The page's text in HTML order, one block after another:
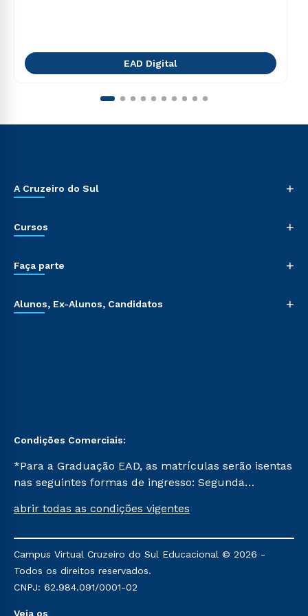
EAD Digital
A Cruzeiro do Sul +
Cursos +
Faça parte +
Alunos, Ex-Alunos, Candidatos +
Condições Comerciais:
*Para a Graduação EAD, as matrículas serão isentas
nas seguintes formas de ingresso: Segunda
Já para as demais, a taxa de matrícula será de R$
mencionadas são referentes aos cursos: Ensino
Religioso, Geografia para a Docência e Metodologia
do Ensino de História: Questões Atuais.
abrir todas as condições vigentes
Campus Virtual Cruzeiro do Sul Educacional © 2026 -
Todos os direitos reservados.
CNPJ: 62.984.091/0001-02
Veja os